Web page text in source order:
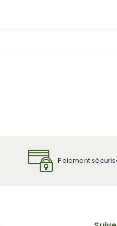
Paiement